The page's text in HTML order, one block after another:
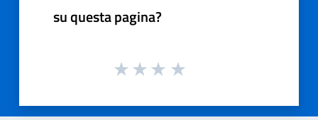
su questa pagina?